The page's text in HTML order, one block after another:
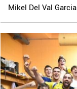
Mikel Del Val Garcia